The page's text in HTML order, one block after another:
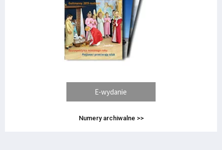
E-wydanie
Numery archiwalne >>